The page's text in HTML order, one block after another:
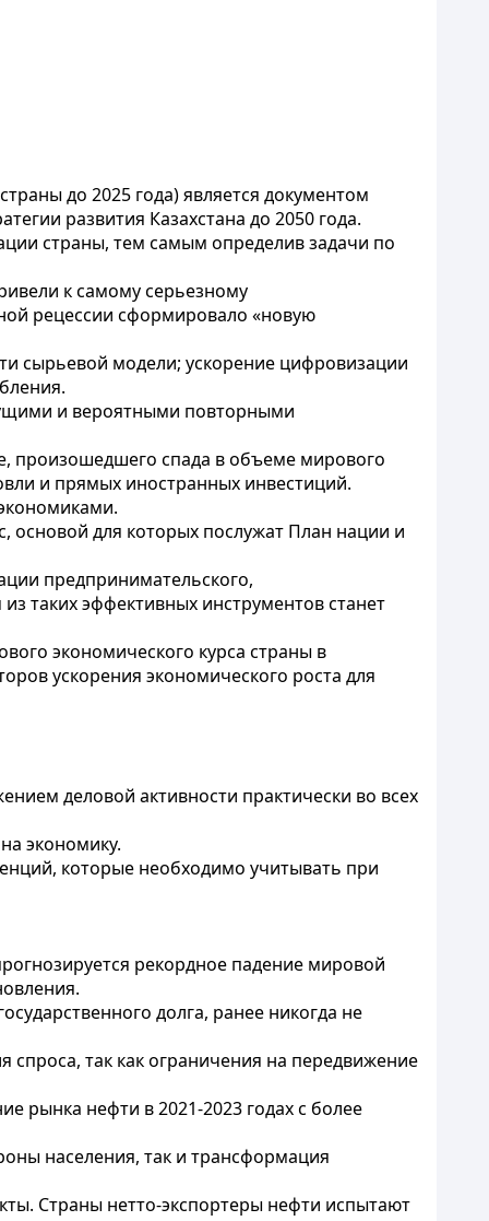
до 2025 года) является документом
развития Казахстана до 2050 года.
страны, тем самым определив задачи по
к самому серьезному
рецессии сформировало «новую
сырьевой модели; ускорение цифровизации
и вероятными повторными
произошедшего спада в объеме мирового
и прямых иностранных инвестиций.
для которых послужат План нации и
предпринимательского,
таких эффективных инструментов станет
экономического курса страны в
ускорения экономического роста для
деловой активности практически во всех
экономику.
которые необходимо учитывать при
рекордное падение мировой
долга, ранее никогда не
так как ограничения на передвижение
рынка нефти в 2021-2023 годах с более
населения, так и трансформация
Страны нетто-экспортеры нефти испытают